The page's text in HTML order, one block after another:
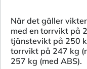
När det gäller
med en torrvikt på
tjänstevikt på 250
torrvikt på 247 kg
257 kg (med ABS).